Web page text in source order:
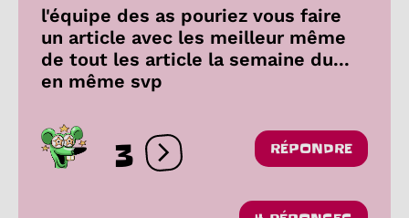
l'équipe des as pouriez vous faire
un article avec les meilleur même
de tout les article la semaine du...
en même svp
3 Ouvrir les réactions
RÉPONDRE